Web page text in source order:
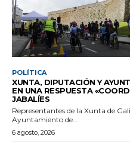
POLÍTICA
XUNTA, DIPUTACIÓN Y
EN UNA RESPUESTA
JABALÍES
Representantes de la Xunta de
Ayuntamiento de...
6 agosto, 2026